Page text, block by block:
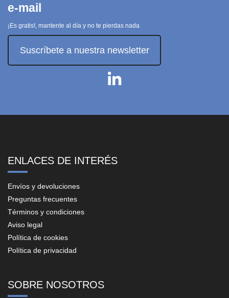
e-mail
¡Es gratis!, mantente al día y no te pierdas nada
Suscríbete a nuestra newsletter
ENLACES DE INTERÉS
Envíos y devoluciones
Preguntas frecuentes
Términos y condiciones
Aviso legal
Política de cookies
Política de privacidad
SOBRE NOSOTROS